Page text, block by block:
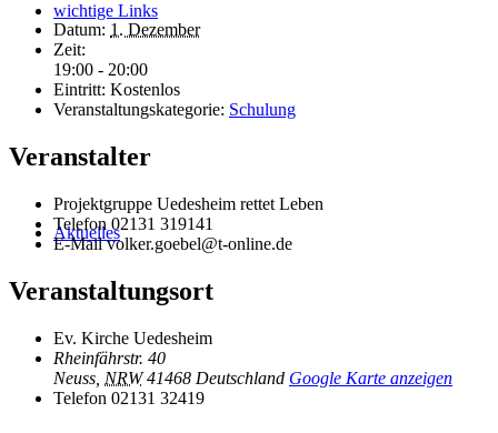
wichtige Links
Aktuelles
Datum: 1. Dezember
Zeit:
19:00 - 20:00
Eintritt: Kostenlos
Veranstaltungskategorie: Schulung
Veranstalter
Projektgruppe Uedesheim rettet Leben
Telefon 02131 319141
E-Mailvolker.goebel@t-online.de
Veranstaltungsort
Ev. Kirche Uedesheim
Rheinfährstr. 40
Neuss NRW 41468 Deutschland Google Karte anzeigen
Telefon 02131 32419